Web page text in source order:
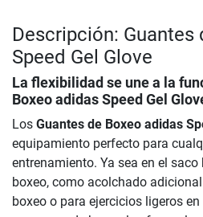
Descripción: Guantes
Speed Gel Glove
La flexibilidad se une a la
Boxeo adidas Speed Gel
Los Guantes de Boxeo adidas
equipamiento perfecto para
entrenamiento. Ya sea en el
boxeo, como acolchado
boxeo o para ejercicios ligeros